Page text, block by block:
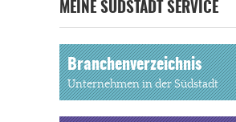
MEINE SÜDSTADT SERVICE
Branchenverzeichnis
Unternehmen in der Südstadt